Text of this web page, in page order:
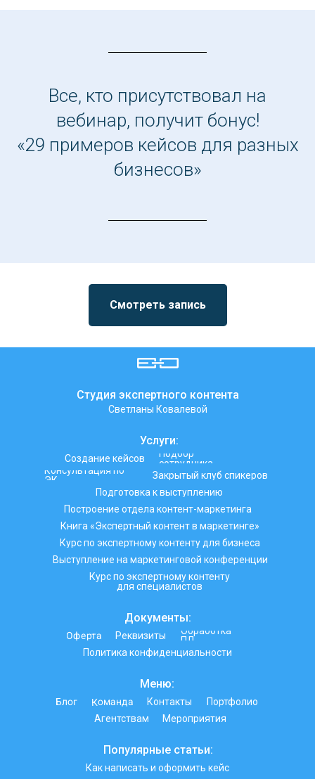
Все, кто присутствовал на
вебинар, получит бонус!
«29 примеров кейсов для разных
бизнесов»
Смотреть запись
Книга «Экспертный контент в маркетинге»
Построение отдела контент-маркетинга
Курс по экспертному контенту для бизнеса
Курс по экспертному контенту
для специалистов
Выступление на маркетинговой конференции
Создание кейсов
Подбор
сотрудника
Консультация по
ЭК
Закрытый клуб спикеров
Подготовка к выступлению
Услуги:
Блог Команда Контакты
Портфолио
Агентствам
Мероприятия
Меню:
Оферта Реквизиты
Обработка
ПД
Политика конфиденциальности
Документы:
Как написать и оформить кейс
Популярные статьи:
Светланы Ковалевой
Студия экспертного контента